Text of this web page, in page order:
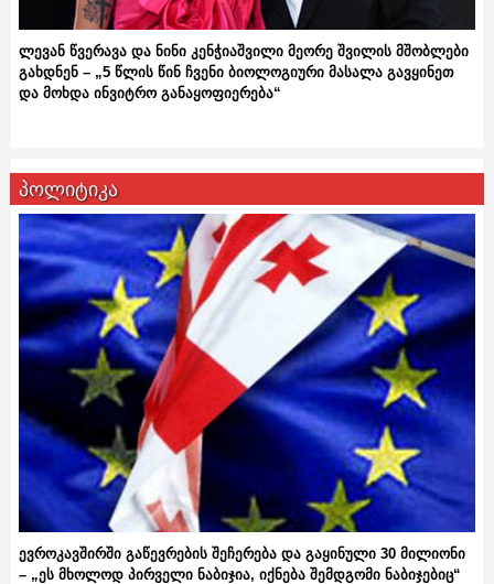
ლევან წვერავა და ნინი კენჭიაშვილი მეორე შვილის მშობლები
გახდნენ – „5 წლის წინ ჩვენი ბიოლოგიური მასალა გავყინეთ
და მოხდა ინვიტრო განაყოფიერება“
პოლიტიკა
ევროკავშირში გაწევრების შეჩერება და გაყინული 30 მილიონი
– „ეს მხოლოდ პირველი ნაბიჯია, იქნება შემდგომი ნაბიჯებიც“